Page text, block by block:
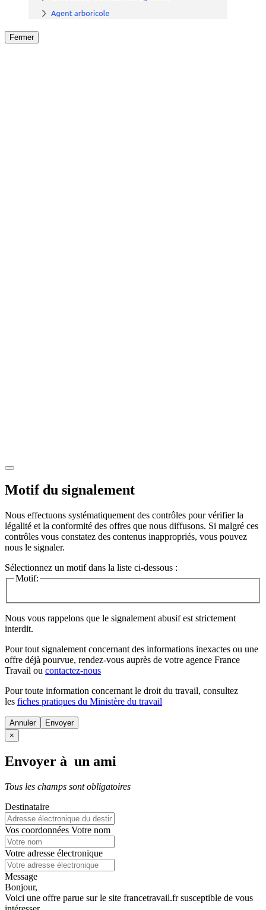
Fermer
Motif du signalement
Nous effectuons systématiquement des contrôles pour vérifier la
légalité et la conformité des offres que nous diffusons. Si malgré ces
contrôles vous constatez des contenus inappropriés, vous pouvez
nous le signaler.
Sélectionnez un motif dans la liste ci-dessous :
Motif:
Nous vous rappelons que le signalement abusif est strictement
interdit.
Pour tout signalement concernant des informations inexactes ou une
offre déjà pourvue, rendez-vous auprès de votre agence France
Travail ou contactez-nous
Pour toute information concernant le droit du travail, consultez
les fiches pratiques du Ministère du travail
Annuler
×
Envoyer à un ami
Tous les champs sont obligatoires
Destinataire
Vos coordonnées Votre nom
Votre adresse électronique
Message
Bonjour,
Voici une offre parue sur le site francetravail.fr susceptible de vous